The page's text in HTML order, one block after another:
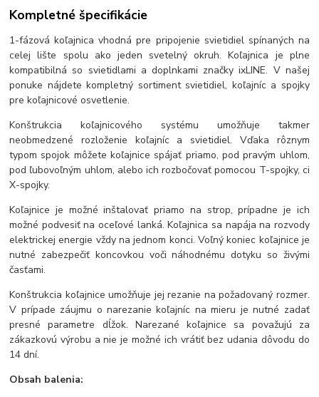
Kompletné špecifikácie
1-fázová koľajnica vhodná pre pripojenie svietidiel spínaných na
celej lište spolu ako jeden svetelný okruh. Koľajnica je plne
kompatibilná so svietidlami a doplnkami značky ixLINE. V našej
ponuke nájdete kompletný sortiment svietidiel, koľajníc a spojky
pre koľajnicové osvetlenie.
Konštrukcia koľajnicového systému umožňuje takmer
neobmedzené rozloženie koľajníc a svietidiel. Vďaka rôznym
typom spojok môžete koľajnice spájať priamo, pod pravým uhlom,
pod ľubovoľným uhlom, alebo ich rozbočovať pomocou T-spojky, ci
X-spojky.
Koľajnice je možné inštalovať priamo na strop, prípadne je ich
možné podvesiť na oceľové lanká. Koľajnica sa napája na rozvody
elektrickej energie vždy na jednom konci. Voľný koniec koľajnice je
nutné zabezpečiť koncovkou voči náhodnému dotyku so živými
časťami.
Konštrukcia koľajnice umožňuje jej rezanie na požadovaný rozmer.
V prípade záujmu o narezanie koľajníc na mieru je nutné zadať
presné parametre dĺžok. Narezané koľajnice sa považujú za
zákazkovú výrobu a nie je možné ich vrátiť bez udania dôvodu do
14 dní.
Obsah balenia: